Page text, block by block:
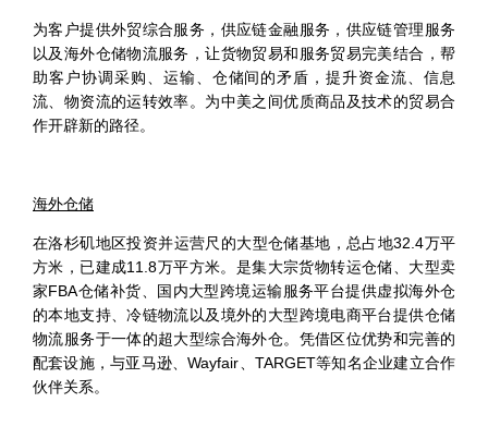
为客户提供外贸综合服务，供应链金融服务，供应链管理服务
以及海外仓储物流服务，让货物贸易和服务贸易完美结合，帮
助客户协调采购、运输、仓储间的矛盾，提升资金流、信息
流、物资流的运转效率。为中美之间优质商品及技术的贸易合
作开辟新的路径。
海外仓储
在洛杉矶地区投资并运营尺的大型仓储基地，总占地32.4万平
方米，已建成11.8万平方米。是集大宗货物转运仓储、大型卖
家FBA仓储补货、国内大型跨境运输服务平台提供虚拟海外仓
的本地支持、冷链物流以及境外的大型跨境电商平台提供仓储
物流服务于一体的超大型综合海外仓。凭借区位优势和完善的
配套设施，与亚马逊、Wayfair、TARGET等知名企业建立合作
伙伴关系。